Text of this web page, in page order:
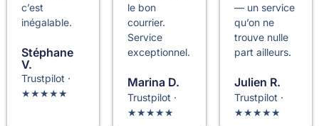
c’est
inégalable.
Stéphane
V.
Trustpilot ·
★★★★★
le bon
courrier.
Service
exceptionnel.
Marina D.
Trustpilot ·
★★★★★
— un service
qu’on ne
trouve nulle
part ailleurs.
Julien R.
Trustpilot ·
★★★★★